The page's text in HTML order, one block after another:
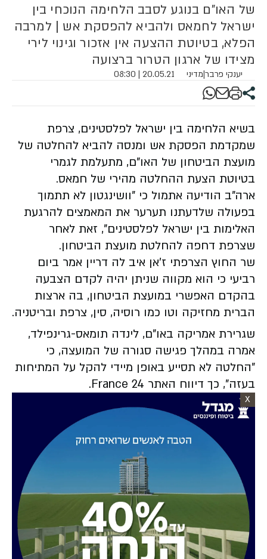
של האו"ם בנוגע לסבב הלחימה הנוכחי בין
ישראל לחמאס ולהביא להפסקת אש | למרבה
הפלא, בטיוטת ההצעה אין אזכור וגינוי לירי
מצידו של ארגון הטרור ברצועה
יענקי פרבר|מדיני 20.05.21 | 08:30
בשיא הלחימה בין ישראל לפלסטינים, צרפת
שמקדמת הפסקת אש ומנסה להביא להחלטה של
מועצת הביטחון של האו"ם, מתעלמת לגמרי
‏בטיוטת הצעת ההחלטה מהירי של חמאס.
ארה"ב הודיעה אתמול כי "וושינגטון לא תתמוך
בפעולה שלדעתנו תערער את המאמצים להרגעת
האלימות בין ישראל לפלסטינים", זאת לאחר
שצרפת דחפה להחלטת מועצת הביטחון.
שר החוץ הצרפתי ז'אן איב לה דריין אמר ביום
רביעי כי הוא מקווה שניתן יהיה לקדם הצבעה
בהקדם האפשרי במועצת הביטחון, בה ארצות
הברית מחזיקה וטו כמו רוסיה, סין, צרפת ובריטניה.
שגרירת אמריקה באו"ם, לינדה תומאס-גרינפילד,
אמרה במהלך פגישה סגורה של המועצה, כי
"החלטה לא תסייע באופן מיידי להקל על המתיחות
בעזה", כך דיווח האתר France 24.
X